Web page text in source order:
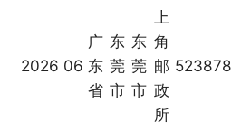
2026 06
广
东
省
东
莞
市
东
莞
市
上
角
邮
政
所
523878